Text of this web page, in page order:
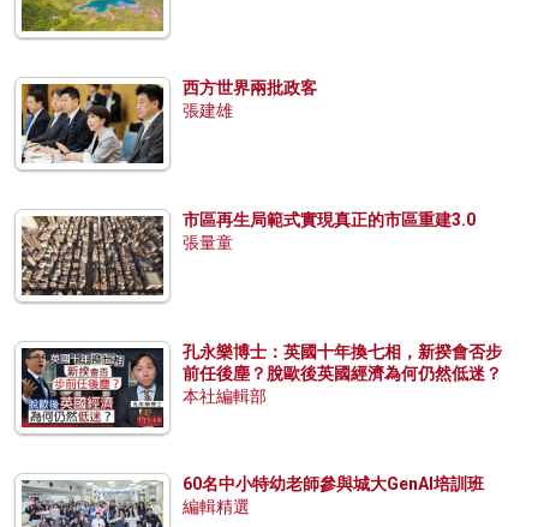
西方世界兩批政客
張建雄
市區再生局範式實現真正的市區重建3.0
張量童
孔永樂博士：英國十年換七相，新揆會否步
前任後塵？脫歐後英國經濟為何仍然低迷？
本社編輯部
60名中小特幼老師參與城大GenAI培訓班
編輯精選